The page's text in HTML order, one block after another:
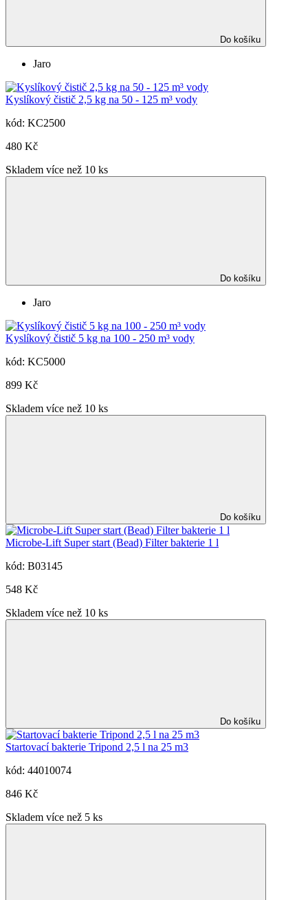
Do košíku
Jaro
Kyslíkový čistič 2,5 kg na 50 - 125 m³ vody
kód: KC2500
480 Kč
Skladem více než 10 ks
Do košíku
Jaro
Kyslíkový čistič 5 kg na 100 - 250 m³ vody
kód: KC5000
899 Kč
Skladem více než 10 ks
Do košíku
Microbe-Lift Super start (Bead) Filter bakterie 1 l
kód: B03145
548 Kč
Skladem více než 10 ks
Do košíku
Startovací bakterie Tripond 2,5 l na 25 m3
kód: 44010074
846 Kč
Skladem více než 5 ks